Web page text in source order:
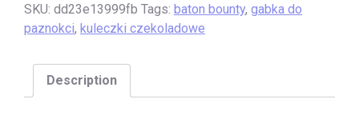
SKU: dd23e13999fb Tags: baton bounty, gabka do
paznokci, kuleczki czekoladowe
Description